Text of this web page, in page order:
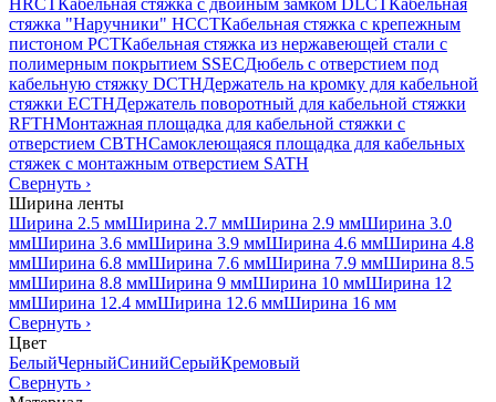
HRCT Кабельная стяжка с двойным замком DLCT
Кабельная
стяжка "Наручники" HCCTКабельная стяжка с крепежным
пистоном PCTКабельная стяжка из нержавеющей стали с
полимерным покрытием SSECДюбель с отверстием под
кабельную стяжку DCTHДержатель на кромку для кабельной
стяжки ECTHДержатель поворотный для кабельной стяжки
RFTHМонтажная площадка для кабельной стяжки с
отверстием CBTHСамоклеющаяся площадка для кабельных
стяжек с монтажным отверстием SATH
Свернуть ›
Ширина ленты
Ширина 2.5 ммШирина 2.7 ммШирина 2.9 ммШирина 3.0
ммШирина 3.6 ммШирина 3.9 ммШирина 4.6 ммШирина 4.8
ммШирина 6.8 ммШирина 7.6 ммШирина 7.9 ммШирина 8.5
ммШирина 8.8 ммШирина 9 ммШирина 10 ммШирина 12
ммШирина 12.4 ммШирина 12.6 ммШирина 16 мм
Свернуть ›
Цвет
БелыйЧерныйСинийСерыйКремовый
Свернуть ›